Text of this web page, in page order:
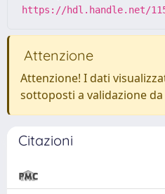
https://hdl.handle.net/
Attenzione
Attenzione! I dati
sottoposti a validazione
Citazioni